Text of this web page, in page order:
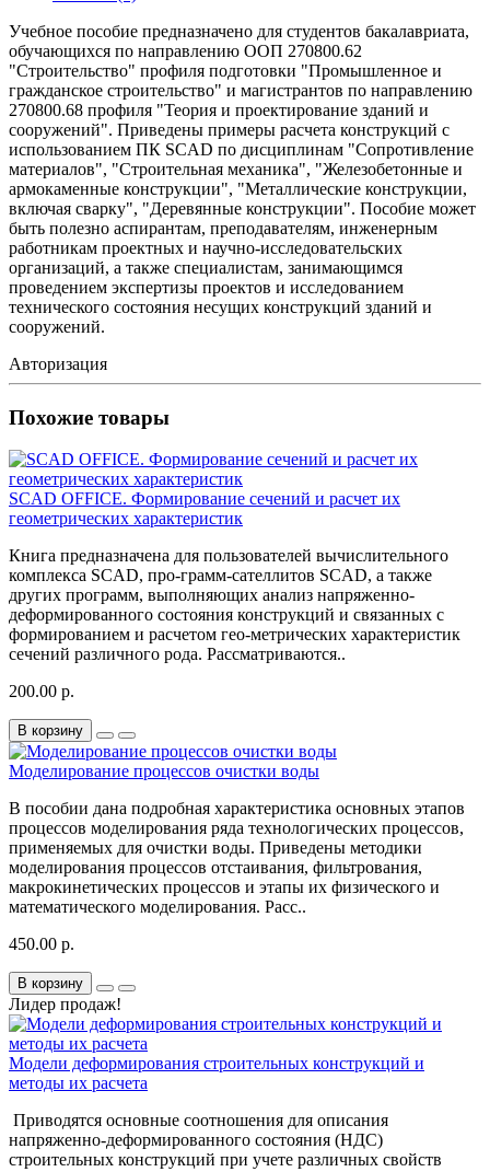
Учебное пособие предназначено для студентов бакалавриата,
обучающихся по направлению ООП 270800.62
"Строительство" профиля подготовки "Промышленное и
гражданское строительство" и магистрантов по направлению
270800.68 профиля "Теория и проектирование зданий и
сооружений". Приведены примеры расчета конструкций с
использованием ПК SCAD по дисциплинам "Сопротивление
материалов", "Строительная механика", "Железобетонные и
армокаменные конструкции", "Металлические конструкции,
включая сварку", "Деревянные конструкции". Пособие может
быть полезно аспирантам, преподавателям, инженерным
работникам проектных и научно-исследовательских
организаций, а также специалистам, занимающимся
проведением экспертизы проектов и исследованием
технического состояния несущих конструкций зданий и
сооружений.
Авторизация
Похожие товары
SCAD OFFICE. Формирование сечений и расчет их
геометрических характеристик
Книга предназначена для пользователей вычислительного
комплекса SCAD, про-грамм-сателлитов SCAD, а также
других программ, выполняющих анализ напряженно-
деформированного состояния конструкций и связанных с
формированием и расчетом гео-метрических характеристик
сечений различного рода. Рассматриваются..
200.00 р.
В корзину
Моделирование процессов очистки воды
В пособии дана подробная характеристика основных этапов
процессов моделирования ряда технологических процессов,
применяемых для очистки воды. Приведены методики
моделирования процессов отстаивания, фильтрования,
макрокинетических процессов и этапы их физического и
математического моделирования. Расс..
450.00 р.
В корзину
Лидер продаж!
Модели деформирования строительных конструкций и
методы их расчета
Приводятся основные соотношения для описания
напряженно-деформированного состояния (НДС)
строительных конструкций при учете различных свойств